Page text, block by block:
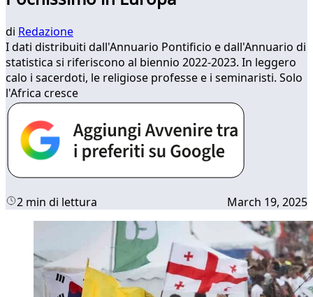
di Redazione
I dati distribuiti dall'Annuario Pontificio e dall'Annuario di
statistica si riferiscono al biennio 2022-2023. In leggero
calo i sacerdoti, le religiose professe e i seminaristi. Solo
l'Africa cresce
2 min di lettura March 19, 2025